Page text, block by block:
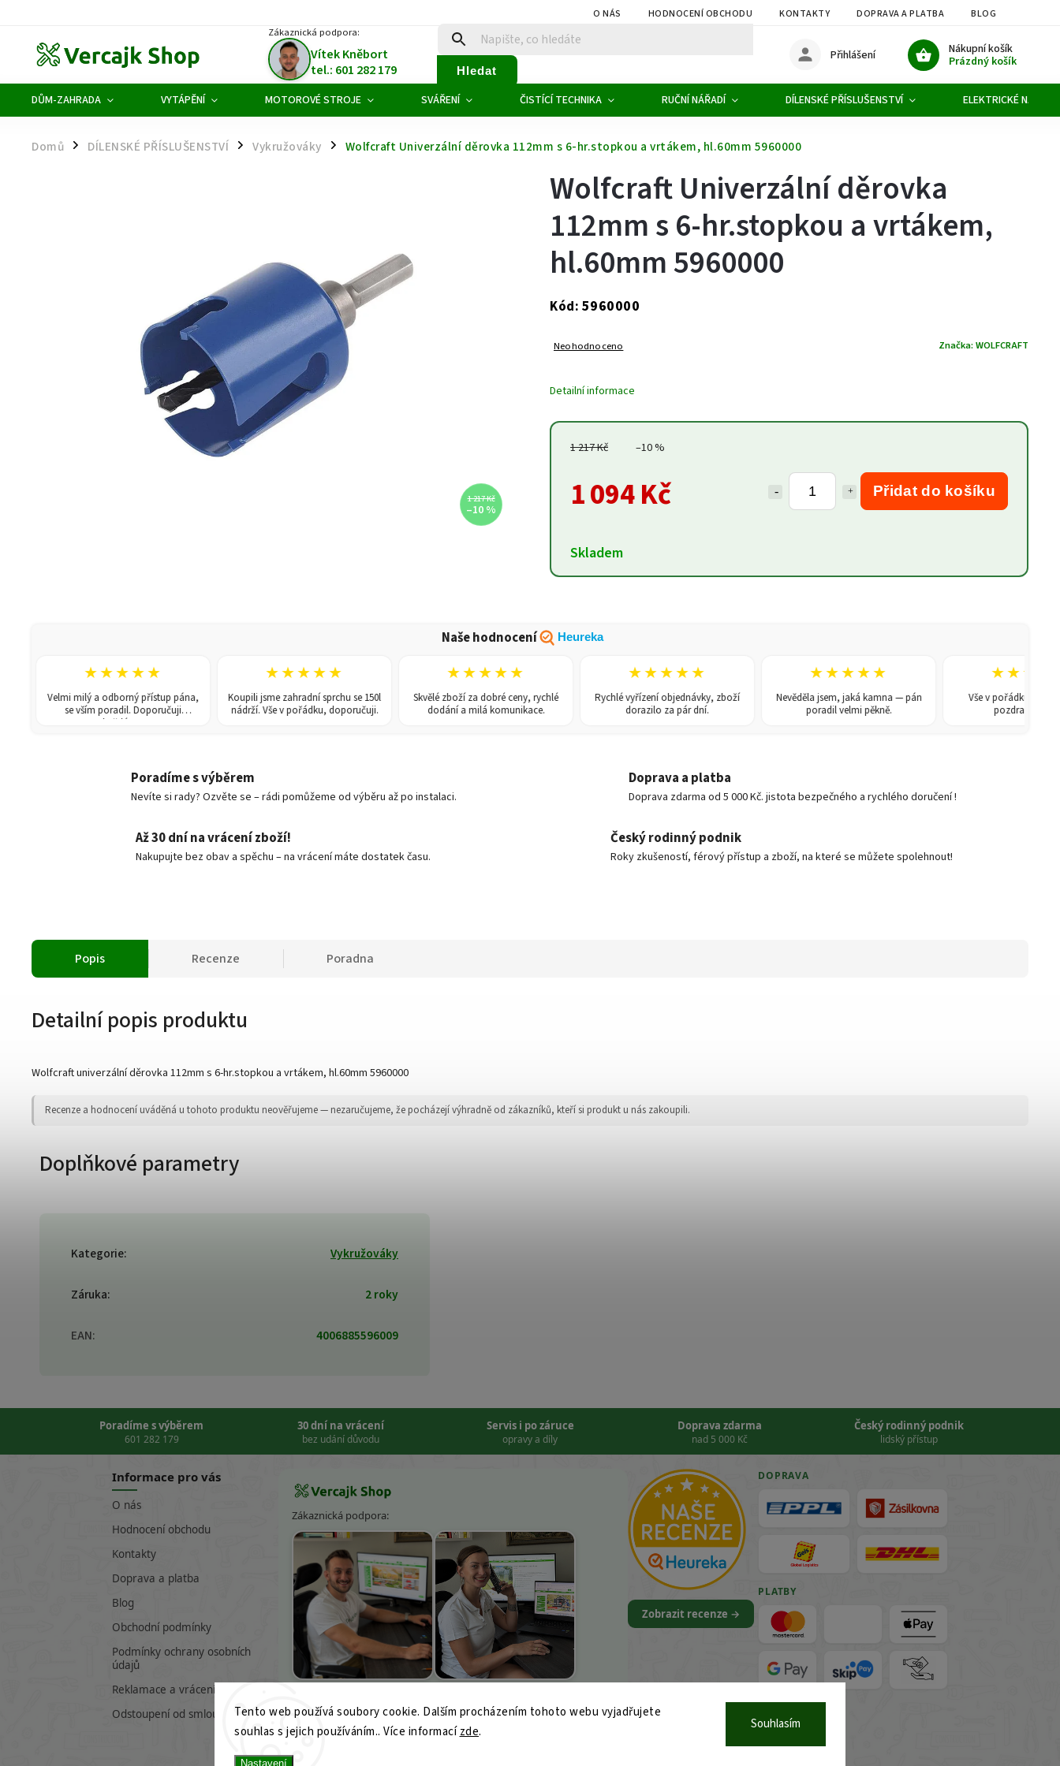
Tento web používá soubory cookie. Dalším procházením tohoto webu vyjadřujete
souhlas s jejich používáním.. Více informacízde.
Nastavení
Souhlasím
O NÁS HODNOCENÍ OBCHODU KONTAKTY DOPRAVA A PLATBA BLOG
Zákaznická podpora:
Vítek Kněbort
tel.: 601 282 179
Hledat
Nákupní košík
Prázdný košík
Přihlášení
DŮM-ZAHRADA VYTÁPĚNÍ MOTOROVÉ STROJE SVÁŘENÍ ČISTÍCÍ TECHNIKA RUČNÍ NÁŘADÍ DÍLENSKÉ PŘÍSLUŠENSTVÍ ELEKTRICKÉ NÁŘADÍ
Domů / DÍLENSKÉ PŘÍSLUŠENSTVÍ / Vykružováky / Wolfcraft Univerzální děrovka 112mm s 6-hr.stopkou a vrtákem, hl.60mm 5960000
1 217 Kč
–10 %
1 217 Kč –10 %
1 094 Kč Přidat do košíku
Skladem
Wolfcraft Univerzální děrovka
112mm s 6-hr.stopkou a vrtákem,
hl.60mm 5960000
Kód: 5960000
Neohodnoceno Značka: WOLFCRAFT
Detailní informace
Naše hodnocení Heureka
★★★★★
Velmi milý a odborný přístup pána,
se vším poradil. Doporučuji
každému!
★★★★★
Koupili jsme zahradní sprchu se 150l
nádrží. Vše v pořádku, doporučuji.
★★★★★
Skvělé zboží za dobré ceny, rychlé
dodání a milá komunikace.
★★★★★
Rychlé vyřízení objednávky, zboží
dorazilo za pár dní.
★★★★★
Nevěděla jsem, jaká kamna — pán
poradil velmi pěkně.
★★★★★
Vše v pořádku,
pozdravem René
Poradíme s výběrem
Nevíte si rady? Ozvěte se – rádi pomůžeme od výběru až po instalaci.
Doprava a platba
Doprava zdarma od 5 000 Kč. jistota bezpečného a rychlého doručení !
Až 30 dní na vrácení zboží!
Nakupujte bez obav a spěchu – na vrácení máte dostatek času.
Český rodinný podnik
Roky zkušeností, férový přístup a zboží, na které se můžete spolehnout!
Popis Recenze Poradna
Detailní popis produktu
Wolfcraft univerzální děrovka 112mm s 6-hr.stopkou a vrtákem, hl.60mm 5960000
Recenze a hodnocení uváděná u tohoto produktu neověřujeme — nezaručujeme, že pocházejí výhradně od zákazníků, kteří si produkt u nás zakoupili.
Doplňkové parametry
Kategorie: Vykružováky
Záruka: 2 roky
EAN: 4006885596009
Poradíme s výběrem
601 282 179
30 dní na vrácení
bez udání důvodu
Servis i po záruce
opravy a díly
Doprava zdarma
nad 5 000 Kč
Český rodinný podnik
lidský přístup
Informace pro vás
O nás
Hodnocení obchodu
Kontakty
Doprava a platba
Blog
Obchodní podmínky
Podmínky ochrany osobních
údajů
Reklamace a vrácení zboží
Odstoupení od smlouvy
Zákaznická podpora:
601 282 179
info@vercajk-shop.cz
Zobrazit recenze →
DOPRAVA
PLATBY